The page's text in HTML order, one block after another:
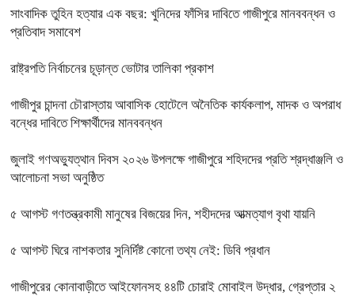
সাংবাদিক তুহিন হত্যার এক বছর: খুনিদের ফাঁসির দাবিতে গাজীপুরে মানববন্ধন ও
প্রতিবাদ সমাবেশ
রাষ্ট্রপতি নির্বাচনের চূড়ান্ত ভোটার তালিকা প্রকাশ
গাজীপুর চান্দনা চৌরাস্তায় আবাসিক হোটেলে অনৈতিক কার্যকলাপ, মাদক ও অপরাধ
বন্ধের দাবিতে শিক্ষার্থীদের মানববন্ধন
জুলাই গণঅভ্যুত্থান দিবস ২০২৬ উপলক্ষে গাজীপুরে শহিদদের প্রতি শ্রদ্ধাঞ্জলি ও
আলোচনা সভা অনুষ্ঠিত
৫ আগস্ট গণতন্ত্রকামী মানুষের বিজয়ের দিন, শহীদদের আত্মত্যাগ বৃথা যায়নি
৫ আগস্ট ঘিরে নাশকতার সুনির্দিষ্ট কোনো তথ্য নেই: ডিবি প্রধান
গাজীপুরের কোনাবাড়ীতে আইফোনসহ ৪৪টি চোরাই মোবাইল উদ্ধার, গ্রেপ্তার ২